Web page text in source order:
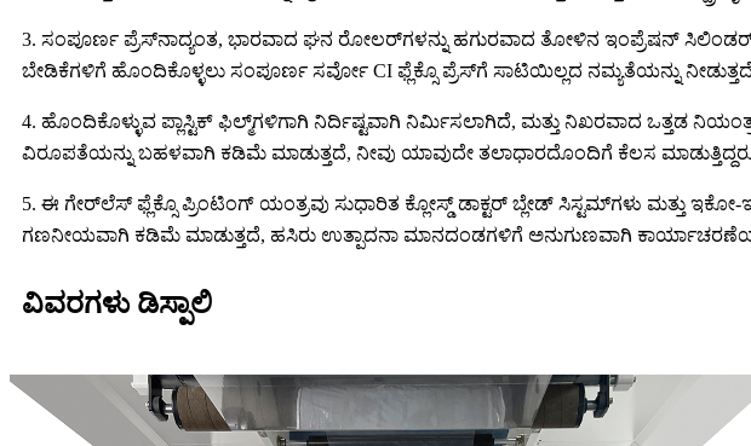
3. ಸಂಪೂರ್ಣ ಪ್ರೆಸ್‌ನಾದ್ಯಂತ, ಭಾರವಾದ ಘನ ರೋಲರ್‌ಗಳನ್ನು ಹಗುರವಾದ ತೋಳಿನ ಇಂಪ್ರೆಷನ್
ಬೇಡಿಕೆಗಳಿಗೆ ಹೊಂದಿಕೊಳ್ಳಲು ಸಂಪೂರ್ಣ ಸರ್ವೋ CI ಫ್ಲೆಕ್ಸೊ ಪ್ರೆಸ್‌ಗೆ ಸಾಟಿಯಿಲ್ಲದ ನಮ್ಯತೆಯನ್ನು
4. ಹೊಂದಿಕೊಳ್ಳುವ ಪ್ಲಾಸ್ಟಿಕ್ ಫಿಲ್ಮ್‌ಗಳಿಗಾಗಿ ನಿರ್ದಿಷ್ಟವಾಗಿ ನಿರ್ಮಿಸಲಾಗಿದೆ, ಮತ್ತು ನಿಖರವಾದ ಒತ್ತಡ
ವಿರೂಪತೆಯನ್ನು ಬಹಳವಾಗಿ ಕಡಿಮೆ ಮಾಡುತ್ತದೆ, ನೀವು ಯಾವುದೇ ತಲಾಧಾರದೊಂದಿಗೆ ಕೆಲಸ
5. ಈ ಗೇರ್‌ಲೆಸ್ ಫ್ಲೆಕ್ಸೊ ಪ್ರಿಂಟಿಂಗ್ ಯಂತ್ರವು ಸುಧಾರಿತ ಕ್ಲೋಸ್ಡ್ ಡಾಕ್ಟರ್ ಬ್ಲೇಡ್ ಸಿಸ್ಟಮ್‌ಗಳು ಮತ್ತು
ಗಣನೀಯವಾಗಿ ಕಡಿಮೆ ಮಾಡುತ್ತದೆ, ಹಸಿರು ಉತ್ಪಾದನಾ ಮಾನದಂಡಗಳಿಗೆ ಅನುಗುಣವಾಗಿ ಕಾರ್ಯಾಚರಣೆಯ
ವಿವರಗಳು ಡಿಸ್ಪಾಲಿ